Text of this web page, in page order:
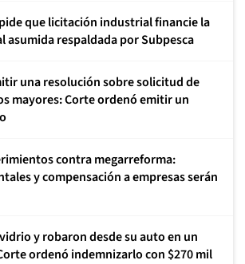
que licitación industrial financie la
asumida respaldada por Subpesca
una resolución sobre solicitud de
mayores: Corte ordenó emitir un
contra megarreforma:
y compensación a empresas serán
y robaron desde su auto en un
ordenó indemnizarlo con $270 mil